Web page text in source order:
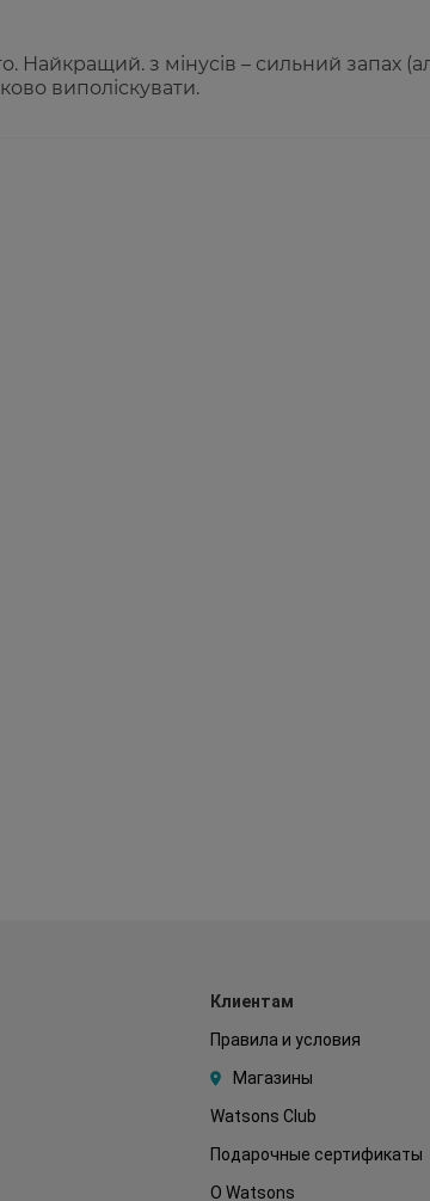
Найкращий. з мінусів – сильний запах
виполіскувати.
Клиентам
Правила и условия
Магазины
Watsons Club
Подарочные сертификаты
О Watsons